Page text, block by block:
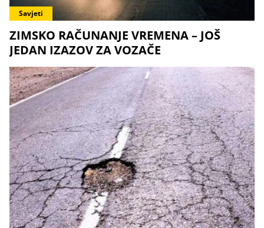
Savjeti
ZIMSKO RAČUNANJE VREMENA – JOŠ
JEDAN IZAZOV ZA VOZAČE